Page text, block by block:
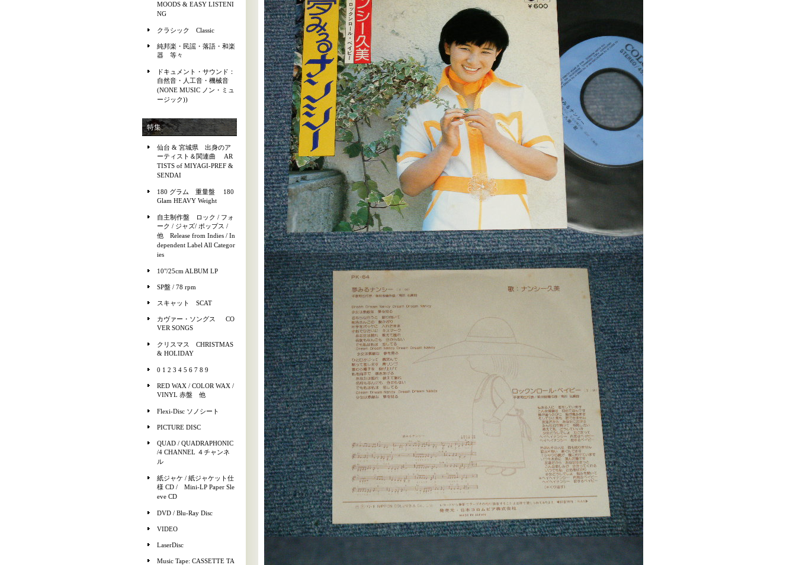
MOODS & EASY LISTENI
NG
クラシック Classic
純邦楽・民謡・落語・和楽
器 等々
ドキュメント・サウンド：
自然音・人工音・機械音
(NONE MUSIC ノン・ミュ
ージック))
特集
仙台 & 宮城県 出身のア
ーティスト＆関連曲 AR
TISTS of MIYAGI-PREF &
SENDAI
180 グラム 重量盤 180
Glam HEAVY Weight
自主制作盤 ロック / フォ
ーク / ジャズ/ ポップス /
他 Release from Indies / In
dependent Label All Categor
ies
10"/25cm ALBUM LP
SP盤 / 78 rpm
スキャット SCAT
カヴァー・ソングス CO
VER SONGS
クリスマス CHRISTMAS
& HOLIDAY
0 1 2 3 4 5 6 7 8 9
RED WAX / COLOR WAX /
VINYL 赤盤 他
Flexi-Disc ソノシート
PICTURE DISC
QUAD / QUADRAPHONIC
/4 CHANNEL ４チャンネ
ル
紙ジャケ / 紙ジャケット仕
様 CD / Mini-LP Paper Sle
eve CD
DVD / Blu-Ray Disc
VIDEO
LaserDisc
Music Tape: CASSETTE TA